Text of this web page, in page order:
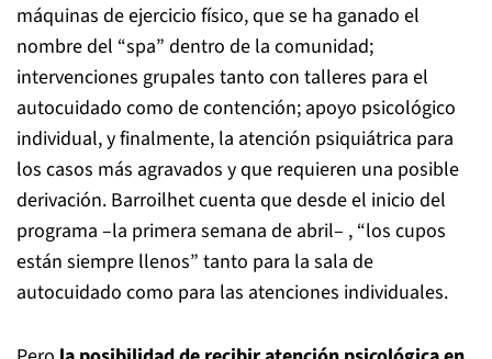
máquinas de ejercicio físico, que se ha ganado el
nombre del “spa” dentro de la comunidad;
intervenciones grupales tanto con talleres para el
autocuidado como de contención; apoyo psicológico
individual, y finalmente, la atención psiquiátrica para
los casos más agravados y que requieren una posible
derivación. Barroilhet cuenta que desde el inicio del
programa –la primera semana de abril– , “los cupos
están siempre llenos” tanto para la sala de
autocuidado como para las atenciones individuales.